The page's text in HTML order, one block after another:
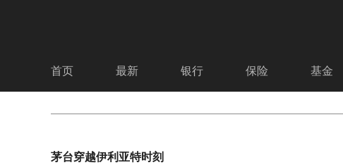
首页 最新 银行 保险 基金
茅台穿越伊利亚特时刻